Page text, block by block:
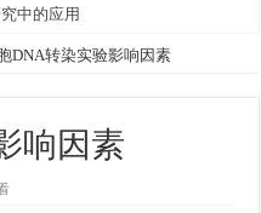
中的应用
DNA转染实验影响因素
响因素